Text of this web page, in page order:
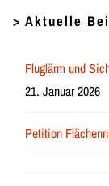
> Aktuelle
Fluglärm und
21. Januar 2026
Petition